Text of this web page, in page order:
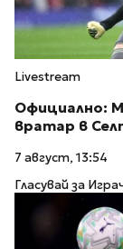
Livestream
Официално:
вратар в
7 август, 13:54
Гласувай за